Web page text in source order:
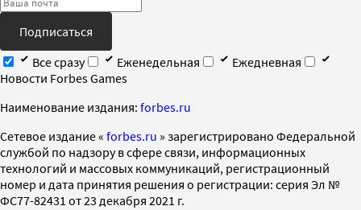
Подписаться
Все сразу
Еженедельная
Ежедневная
Новости Forbes Games
Наименование издания: forbes.ru
Cетевое издание « forbes.ru » зарегистрировано Федеральной
службой по надзору в сфере связи, информационных
технологий и массовых коммуникаций, регистрационный
номер и дата принятия решения о регистрации: серия Эл №
ФС77-82431 от 23 декабря 2021 г.